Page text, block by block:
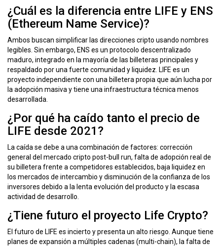
¿Cuál es la diferencia entre LIFE y ENS
(Ethereum Name Service)?
Ambos buscan simplificar las direcciones cripto usando nombres
legibles. Sin embargo, ENS es un protocolo descentralizado
maduro, integrado en la mayoría de las billeteras principales y
respaldado por una fuerte comunidad y liquidez. LIFE es un
proyecto independiente con una billetera propia que aún lucha por
la adopción masiva y tiene una infraestructura técnica menos
desarrollada.
¿Por qué ha caído tanto el precio de
LIFE desde 2021?
La caída se debe a una combinación de factores: corrección
general del mercado cripto post-bull run, falta de adopción real de
su billetera frente a competidores establecidos, baja liquidez en
los mercados de intercambio y disminución de la confianza de los
inversores debido a la lenta evolución del producto y la escasa
actividad de desarrollo.
¿Tiene futuro el proyecto Life Crypto?
El futuro de LIFE es incierto y presenta un alto riesgo. Aunque tiene
planes de expansión a múltiples cadenas (multi-chain), la falta de